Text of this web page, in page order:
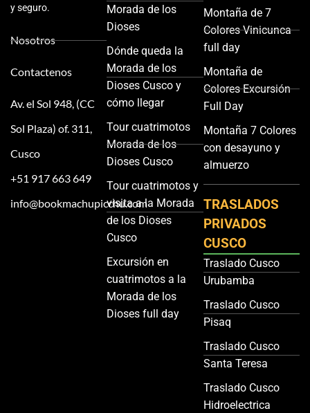
y seguro.
Nosotros
Contactenos
Av. el Sol 948, (CC
Sol Plaza) of. 311,
Cusco
+51 917 663 649
info@bookmachupicchu.com
Morada de los
Dioses
Dónde queda la
Morada de los
Dioses Cusco y
cómo llegar
Tour cuatrimotos
Morada de los
Dioses Cusco
Tour cuatrimotos y
visita a la Morada
de los Dioses
Cusco
Excursión en
cuatrimotos a la
Morada de los
Dioses full day
Montaña de 7
Colores Vinicunca
full day
Montaña de
Colores Excursión
Full Day
Montaña 7 Colores
con desayuno y
almuerzo
TRASLADOS
PRIVADOS
CUSCO
Traslado Cusco
Urubamba
Traslado Cusco
Pisaq
Traslado Cusco
Santa Teresa
Traslado Cusco
Hidroelectrica